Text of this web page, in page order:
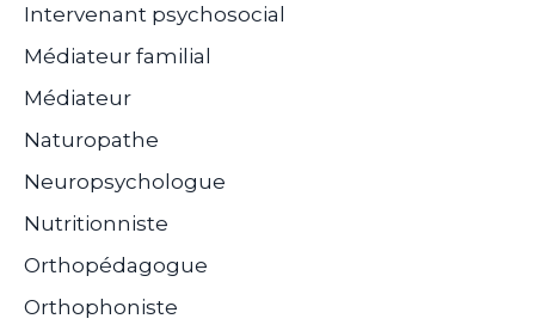
Intervenant psychosocial
Médiateur familial
Médiateur
Naturopathe
Neuropsychologue
Nutritionniste
Orthopédagogue
Orthophoniste